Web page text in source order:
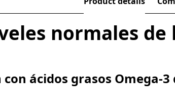
normales
ácidos grasos Omega-3